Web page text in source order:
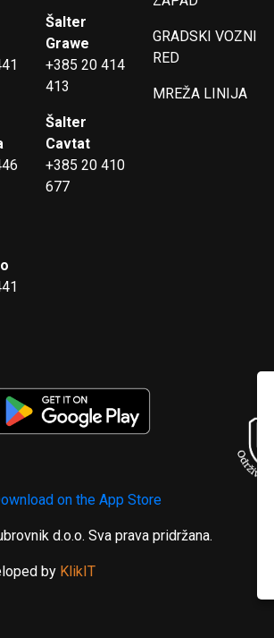
Šalter
Grawe
+385 20 414
413
Šalter
Cavtat
+385 20 410
677
GRADSKI VOZNI
RED
MREŽA LINIJA
d.o.o. Sva prava pridržana.
by KlikIT